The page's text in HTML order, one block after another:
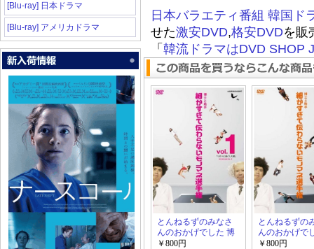
[Blu-ray] 日本ドラマ
[Blu-ray] アメリカドラマ
日本バラエティ番組 韓国ド
せた激安DVD,格安DVDを販
「 韓流ドラマはDVD SHOP
とんねるずのみなさ
んのおかげでした 博
士と助手 細かすぎて
￥800円
とんねるずの
んのおかげで
士と助手 細か
￥800円